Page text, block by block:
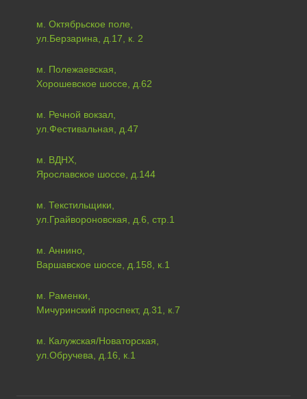
м. Октябрьское поле,
ул.Берзарина, д.17, к. 2
м. Полежаевская,
Хорошевское шоссе, д.62
м. Речной вокзал,
ул.Фестивальная, д.47
м. ВДНХ,
Ярославское шоссе, д.144
м. Текстильщики,
ул.Грайвороновская, д.6, стр.1
м. Аннино,
Варшавское шоссе, д.158, к.1
м. Раменки,
Мичуринский проспект, д.31, к.7
м. Калужская/Новаторская,
ул.Обручева, д.16, к.1